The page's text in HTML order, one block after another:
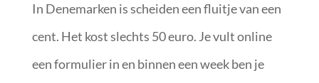
In Denemarken is scheiden een fluitje van een
cent. Het kost slechts 50 euro. Je vult online
een formulier in en binnen een week ben je